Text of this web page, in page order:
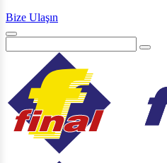
Bize Ulaşın